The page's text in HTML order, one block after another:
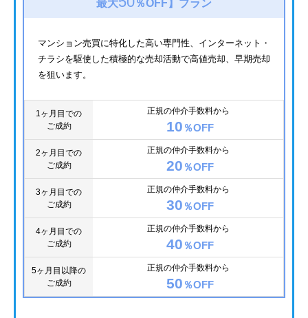
最大
％OFF】 プラン
マンション売買に特化した高い専門性、インターネット・
チラシを駆使した積極的な売却活動で高値売却、早期売却
を狙います。
1ヶ月目での
ご成約
正規の仲介手数料から
10 ％OFF
2ヶ月目での
ご成約
正規の仲介手数料から
20 ％OFF
3ヶ月目での
ご成約
正規の仲介手数料から
30 ％OFF
4ヶ月目での
ご成約
正規の仲介手数料から
40 ％OFF
5ヶ月目以降の
ご成約
正規の仲介手数料から
50 ％OFF